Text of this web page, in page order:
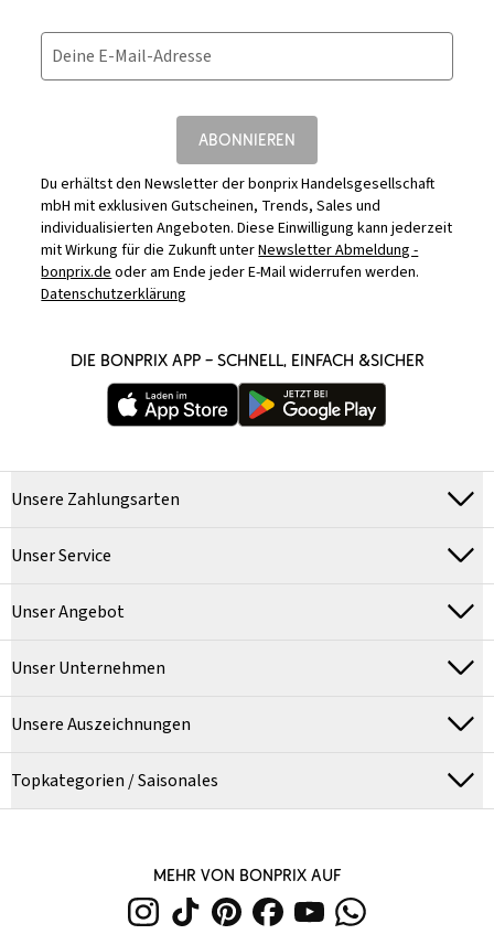
Deine E-Mail-Adresse
ABONNIEREN
Du erhältst den Newsletter der bonprix Handelsgesellschaft
mbH mit exklusiven Gutscheinen, Trends, Sales und
individualisierten Angeboten. Diese Einwilligung kann jederzeit
mit Wirkung für die Zukunft unterNewsletter Abmeldung -
bonprix.deoder am Ende jeder E-Mail widerrufen werden.
Datenschutzerklärung
DIE BONPRIX APP – SCHNELL, EINFACH &SICHER
Unsere Zahlungsarten
Unser Service
Unser Angebot
Unser Unternehmen
Unsere Auszeichnungen
Topkategorien / Saisonales
MEHR VON BONPRIX AUF